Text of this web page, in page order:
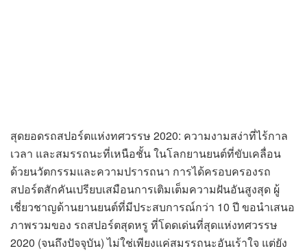
สุดยอดรถสปอร์ตแห่งทศวรรษ 2020: ความงามสง่าที่ไร้กาล
เวลา และสมรรถนะที่เหนือชั้น ในโลกยานยนต์ที่ขับเคลื่อน
ด้วยนวัตกรรมและความปรารถนา การได้ครอบครองรถ
สปอร์ตสักคันเปรียบเสมือนการเติมเต็มความฝันอันสูงสุด ผู้
เชี่ยวชาญด้านยานยนต์ที่มีประสบการณ์กว่า 10 ปี ขอนำเสนอ
ภาพรวมของ รถสปอร์ตสุดหรู ที่โดดเด่นที่สุดแห่งทศวรรษ
2020 (จนถึงปัจจุบัน) ไม่ใช่เพียงแค่สมรรถนะอันเร้าใจ แต่ยัง